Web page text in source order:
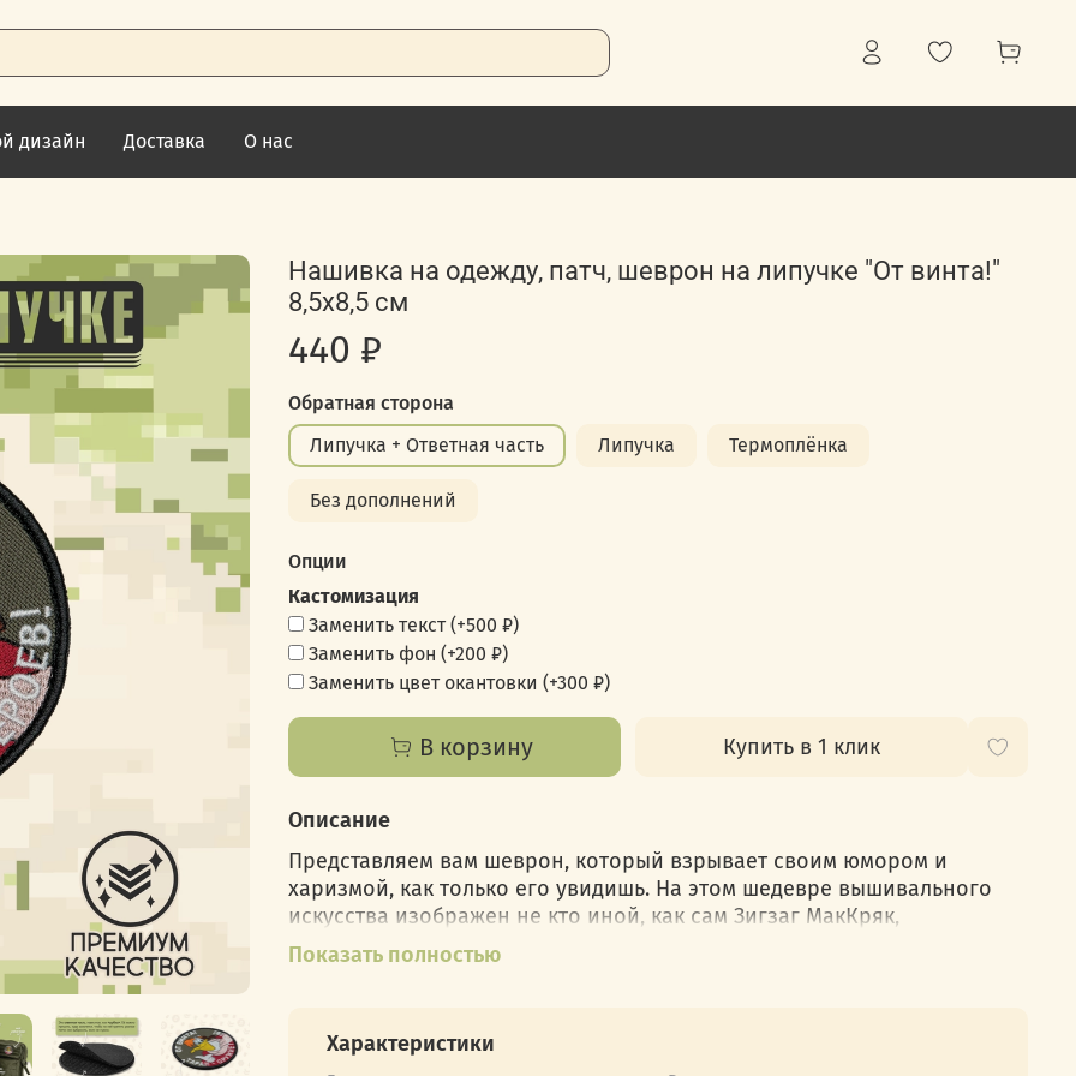
дизайн Доставка О нас
Нашивка на одежду, патч, шеврон на липучке "От винта!"
8,5х8,5 см
440 ₽
Обратная сторона
Липучка + Ответная часть
Липучка Термоплёнка
Без дополнений
Опции
Кастомизация
Заменить текст(+500 ₽)
Заменить фон (+200 ₽)
Заменить цвет окантовки (+300 ₽)
В корзину Купить в 1 клик
Описание
Представляем вам шеврон, который взрывает своим юмором и
харизмой, как только его увидишь. На этом шедевре вышивального
искусства изображен не кто иной, как сам Зигзаг МакКряк,
легендарный герой мультсериала "Чудеса на виражах".
заявляет: "От винта!" Этот возглас знаком всем поклонникам
Показать полностью
Характеристики